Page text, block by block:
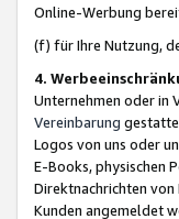
Online-Werbung
(f) für Ihre Nutzung,
4.
Unternehmen oder in
Vereinbarung
Logos von uns oder
E-Books, physischen
Direktnachrichten
Kunden angemeldet